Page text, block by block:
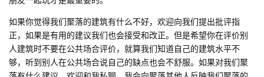
如果你觉得我们聚落的建筑有什么不好，欢迎向我们提出批评指
正，如果是有用的建议我们也会接受和改正。但是希望你在评价别
人建筑时不要在公共场合评价，就算我们知道自己的建筑水平不
够，听到别人在公共场合说自己的缺点也会不舒服。如果对我们聚